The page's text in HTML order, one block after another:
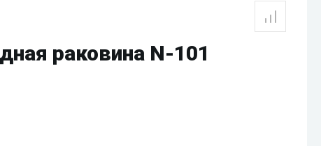
раковина N-101